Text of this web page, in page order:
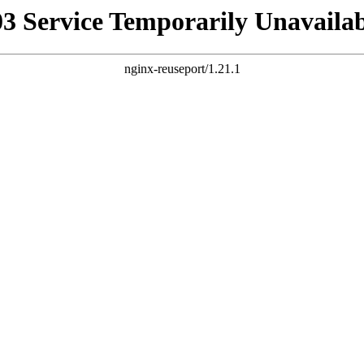
Service Temporarily
nginx-reuseport/1.21.1